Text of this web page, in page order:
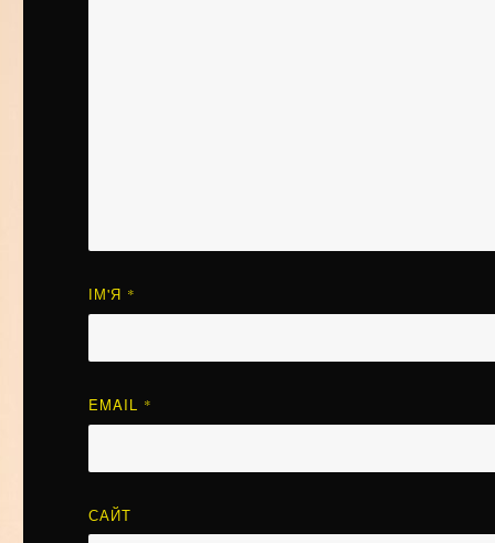
ІМ'Я *
EMAIL *
САЙТ